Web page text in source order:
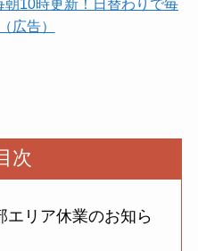
10時更新！日替わりで毎
広告）
次
エリア休業のお知ら